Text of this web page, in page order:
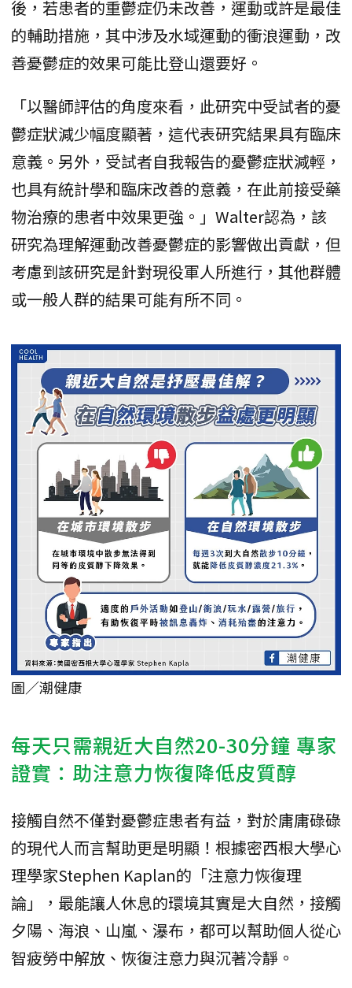
後，若患者的重鬱症仍未改善，運動或許是最佳
的輔助措施，其中涉及水域運動的衝浪運動，改
善憂鬱症的效果可能比登山還要好。
「以醫師評估的角度來看，此研究中受試者的憂
鬱症狀減少幅度顯著，這代表研究結果具有臨床
意義。另外，受試者自我報告的憂鬱症狀減輕，
也具有統計學和臨床改善的意義，在此前接受藥
物治療的患者中效果更強。」Walter認為，該
研究為理解運動改善憂鬱症的影響做出貢獻，但
考慮到該研究是針對現役軍人所進行，其他群體
或一般人群的結果可能有所不同。
圖／潮健康
每天只需親近大自然20-30分鐘 專家
證實：助注意力恢復降低皮質醇
接觸自然不僅對憂鬱症患者有益，對於庸庸碌碌
的現代人而言幫助更是明顯！根據密西根大學心
理學家Stephen Kaplan的「注意力恢復理
論」，最能讓人休息的環境其實是大自然，接觸
夕陽、海浪、山嵐、瀑布，都可以幫助個人從心
智疲勞中解放、恢復注意力與沉著冷靜。